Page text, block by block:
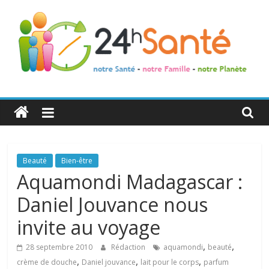
24h
Santé
La
santé
de
toute
famille
Beauté Bien-être
Aquamondi Madagascar :
Daniel Jouvance nous
invite au voyage
28 septembre 2010 Rédaction aquamondi, beauté,
crème de douche, Daniel jouvance, lait pour le corps, parfum